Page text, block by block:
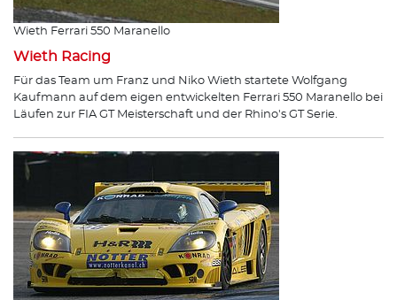
Wieth Ferrari 550 Maranello
Wieth Racing
Für das Team um Franz und Niko Wieth startete Wolfgang
Kaufmann auf dem eigen entwickelten Ferrari 550 Maranello bei
Läufen zur FIA GT Meisterschaft und der Rhino's GT Serie.